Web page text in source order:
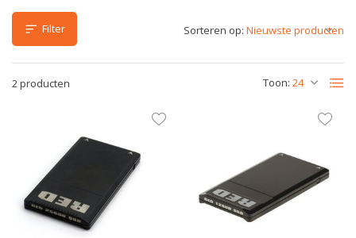
Filter
2 producten Toon:
Sorteren op: